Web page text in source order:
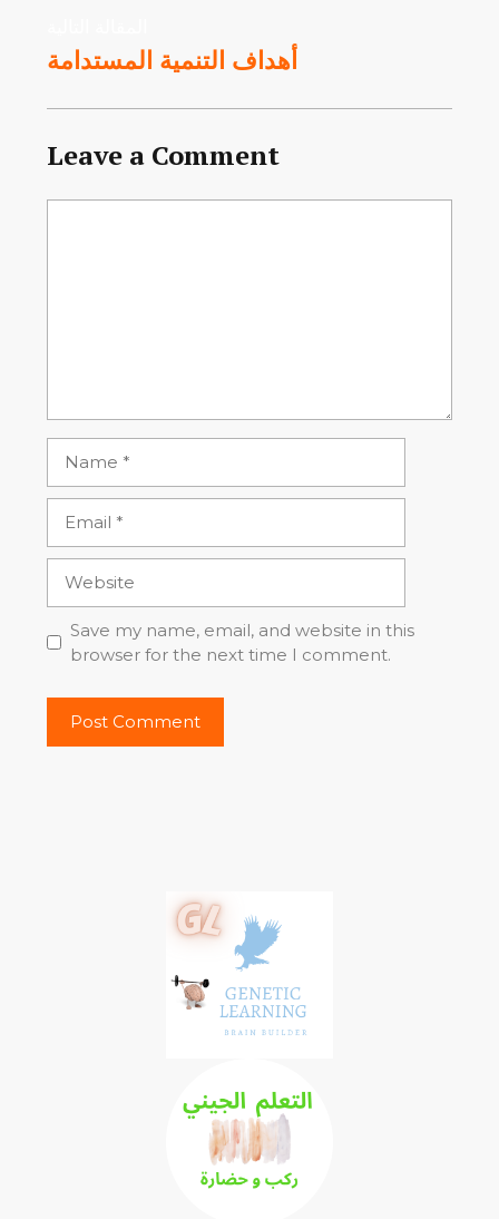
أهداف التنمية المستدامة
Leave a Comment
Save my name, email, and website in this
browser for the next time I comment.